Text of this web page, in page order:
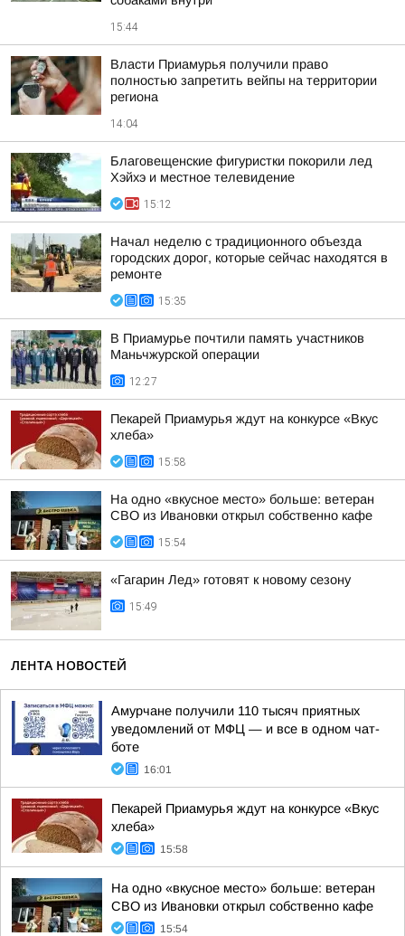
15:44
Власти Приамурья получили право
полностью запретить вейпы на территории
региона
14:04
Благовещенские фигуристки покорили лед
Хэйхэ и местное телевидение
15:12
Начал неделю с традиционного объезда
городских дорог, которые сейчас находятся в
ремонте
15:35
В Приамурье почтили память участников
Маньчжурской операции
12:27
Пекарей Приамурья ждут на конкурсе «Вкус
хлеба»
15:58
На одно «вкусное место» больше: ветеран
СВО из Ивановки открыл собственно кафе
15:54
«Гагарин Лед» готовят к новому сезону
15:49
ЛЕНТА НОВОСТЕЙ
Амурчане получили 110 тысяч приятных
уведомлений от МФЦ — и все в одном чат-
боте
16:01
Пекарей Приамурья ждут на конкурсе «Вкус
хлеба»
15:58
На одно «вкусное место» больше: ветеран
СВО из Ивановки открыл собственно кафе
15:54